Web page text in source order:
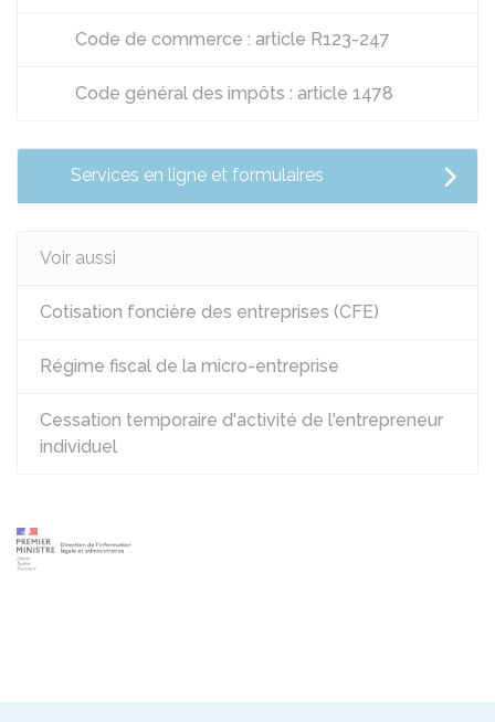
Code de commerce : article R123-247
Code général des impôts : article 1478
Services en ligne et formulaires
Voir aussi
Cotisation foncière des entreprises (CFE)
Régime fiscal de la micro-entreprise
Cessation temporaire d'activité de l'entrepreneur
individuel